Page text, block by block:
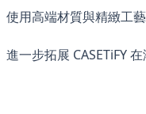
使用高端材質與精緻工藝
進一步拓展 CASETiFY